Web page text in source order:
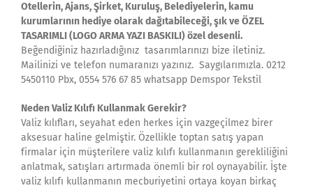
Otellerin, Ajans, Şirket, Kuruluş, Belediyelerin, kamu
kurumlarının hediye olarak dağıtabileceği, şık ve ÖZEL
TASARIMLI (LOGO ARMA YAZI BASKILI) özel desenli.
Beğendiğiniz hazırladığınız tasarımlarınızı bize iletiniz.
Mailinizi ve telefon numaranızı yazınız. Saygılarımızla. 0212
5450110 Pbx, 0554 576 67 85 whatsapp Demspor Tekstil
Neden Valiz Kılıfı Kullanmak Gerekir?
Valiz kılıfları, seyahat eden herkes için vazgeçilmez birer
aksesuar haline gelmiştir. Özellikle toptan satış yapan
firmalar için müşterilere valiz kılıfı kullanmanın gerekliliğini
anlatmak, satışları artırmada önemli bir rol oynayabilir. İşte
valiz kılıfı kullanmanın mecburiyetini ortaya koyan birkaç